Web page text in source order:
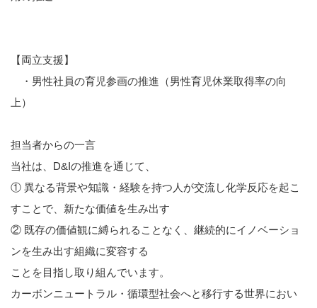
【両立支援】
・男性社員の育児参画の推進（男性育児休業取得率の向
上）
担当者からの一言
当社は、D&Iの推進を通じて、
① 異なる背景や知識・経験を持つ人が交流し化学反応を起こ
すことで、新たな価値を生み出す
② 既存の価値観に縛られることなく、継続的にイノベーショ
ンを生み出す組織に変容する
ことを目指し取り組んでいます。
カーボンニュートラル・循環型社会へと移行する世界におい